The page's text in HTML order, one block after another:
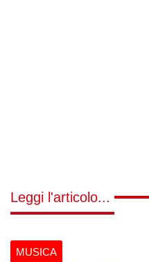
Leggi l'articolo...
MUSICA